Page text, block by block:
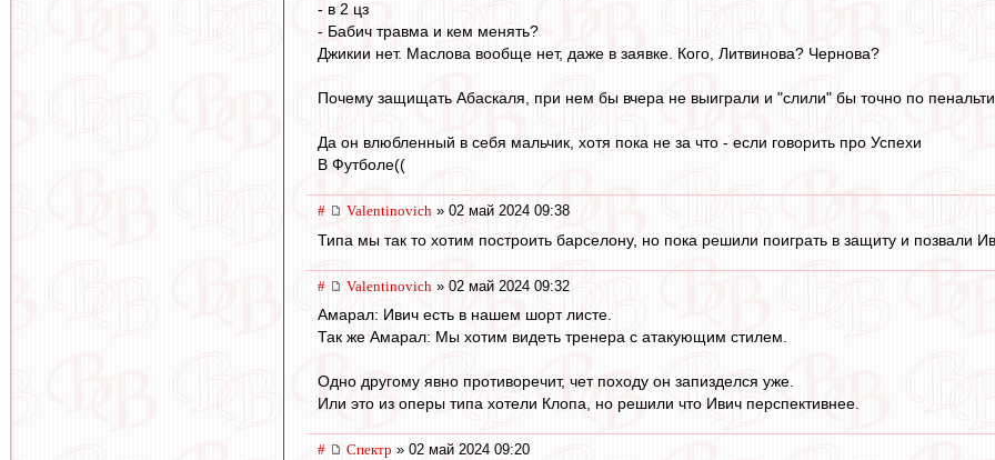
- в 2 цз
- Бабич травма и кем менять?
Джикии нет. Маслова вообще нет, даже в заявке. Кого, Литвинова? Чернова?
Почему защищать Абаскаля, при нем бы вчера не выиграли и "слили" бы точно по
Да он влюбленный в себя мальчик, хотя пока не за что - если говорить про Успехи
В Футболе((
# Valentinovich » 02 май 2024 09:38
Типа мы так то хотим построить барселону, но пока решили поиграть в защиту и позвали
# Valentinovich » 02 май 2024 09:32
Амарал: Ивич есть в нашем шорт листе.
Так же Амарал: Мы хотим видеть тренера с атакующим стилем.
Одно другому явно противоречит, чет походу он запизделся уже.
Или это из оперы типа хотели Клопа, но решили что Ивич перспективнее.
# Спектр » 02 май 2024 09:20